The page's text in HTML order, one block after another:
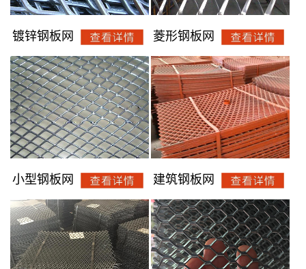
镀锌钢板网 菱形钢板网
小型钢板网 建筑钢板网